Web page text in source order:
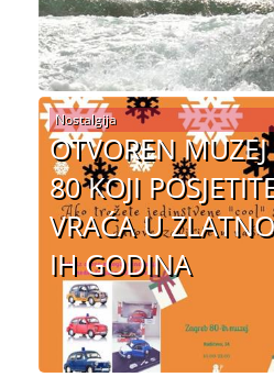
OTVOREN
80 KOJI
VRAĆA U
IH GODINA
Nostalgija